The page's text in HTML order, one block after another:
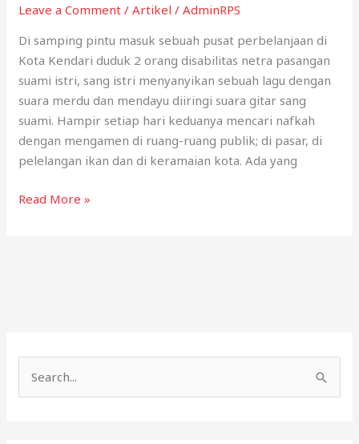
Leave a Comment /Artikel /AdminRPS
Di samping pintu masuk sebuah pusat perbelanjaan di
Kota Kendari duduk 2 orang disabilitas netra pasangan
suami istri, sang istri menyanyikan sebuah lagu dengan
suara merdu dan mendayu diiringi suara gitar sang
suami. Hampir setiap hari keduanya mencari nafkah
dengan mengamen di ruang-ruang publik; di pasar, di
pelelangan ikan dan di keramaian kota. Ada yang
Membuka
Read More »